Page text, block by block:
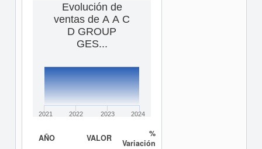
Evolución de
ventas de A A C
D GROUP
GES...
2021 2022 2023 2024
AÑO VALOR
%
Variación